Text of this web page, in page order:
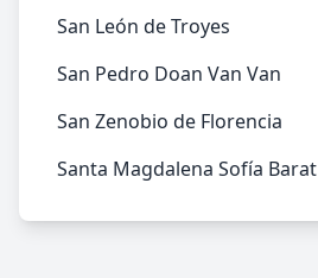
San León de Troyes
San Pedro Doan Van Van
San Zenobio de Florencia
Santa Magdalena Sofía Barat